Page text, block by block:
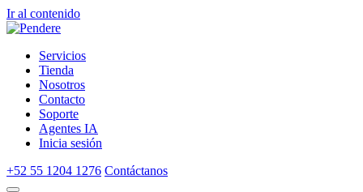
Ir al contenido
Servicios
Tienda
Nosotros
Contacto
Soporte
Agentes IA
Inicia sesión
+52 55 1204 1276 Contáctanos